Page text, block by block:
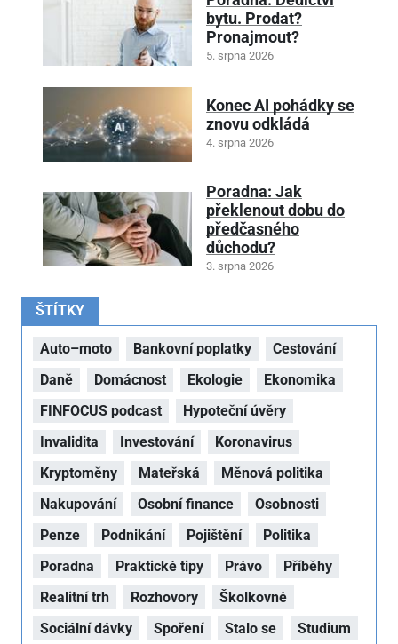
bytu. Prodat?
Pronajmout?
5. srpna 2026
Konec AI pohádky se
znovu odkládá
4. srpna 2026
Poradna: Jak
překlenout dobu do
předčasného
důchodu?
3. srpna 2026
ŠTÍTKY
Auto–moto Bankovní poplatky
Cestování
Daně
Domácnost Ekologie
Ekonomika
FINFOCUS podcast
Hypoteční úvěry
Invalidita
Investování
Koronavirus
Kryptoměny
Mateřská
Měnová politika
Nakupování
Osobní finance
Osobnosti
Penze
Podnikání Pojištění
Politika
Poradna
Praktické tipy Právo
Příběhy
Realitní trh
Rozhovory
Školkovné
Sociální dávky
Spoření Stalo se Studium